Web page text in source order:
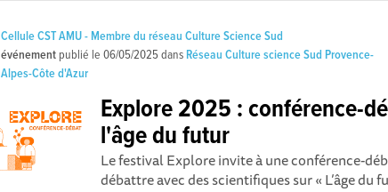
Cellule CST AMU - Membre du réseau Culture Science Sud
événement publié le06/05/2025dans Réseau Culture science Sud Provence-
Alpes-Côte d'Azur
Explore 2025 : conférence-
l'âge du futur
Le festival Explore invite à une conférence-
débattre avec des scientifiques sur « L’âge du